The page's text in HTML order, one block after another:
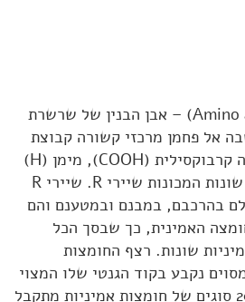
חומצה אמינית (Amino acid) – אבן הבנין של שרשרת
אל פחמן מרכזי קשורה קבוצת
אמינו (NH2) , קבוצה קרבוקסילית (COOH), מימן (H)
ואחת מ- 20 קבוצות שונות המכונות שיירי R. שיירי R
בהרכבם, במבנם ובמטענם והם
האמינית, כך שבסך הכל
אמיניות שונות. רצף החומצות
נקבע בקוד הגנטי שלו המצוי
שבתא. מ-20 סוגים של חומצות אמיניות מתקבל